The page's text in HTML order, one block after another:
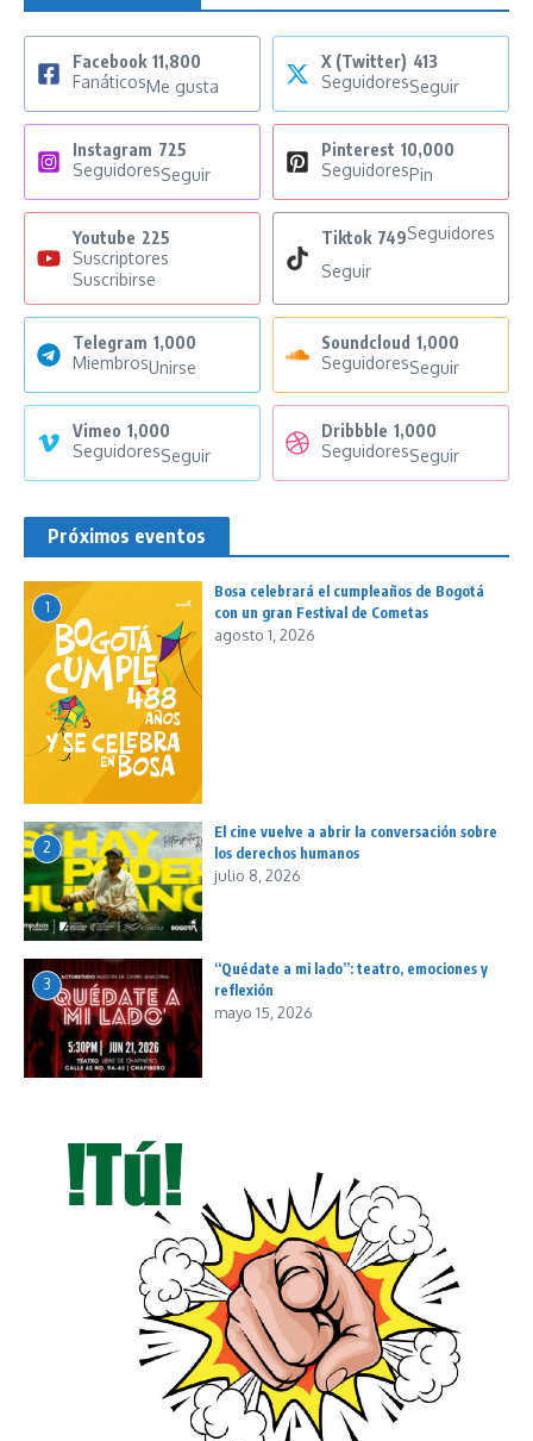
Facebook 11,800
FanáticosMe gusta
X (Twitter) 413
SeguidoresSeguir
Instagram 725
SeguidoresSeguir
Pinterest 10,000
SeguidoresPin
Youtube 225
Suscriptores
Suscribirse
Tiktok 749Seguidores
Seguir
Telegram 1,000
MiembrosUnirse
Soundcloud 1,000
SeguidoresSeguir
Vimeo 1,000
SeguidoresSeguir
Dribbble 1,000
SeguidoresSeguir
Próximos eventos
1
Bosa celebrará el cumpleaños de Bogotá
con un gran Festival de Cometas
agosto 1, 2026
2
El cine vuelve a abrir la conversación sobre
los derechos humanos
julio 8, 2026
3
“Quédate a mi lado”: teatro, emociones y
reflexión
mayo 15, 2026